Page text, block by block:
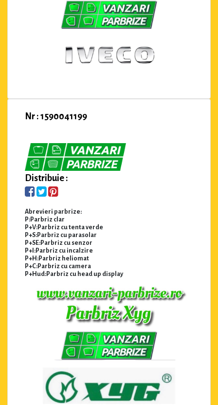
Nr : 1590041199
Distribuie :
Abrevieri parbrize:
P:Parbriz clar
P+V:Parbriz cu tenta verde
P+S:Parbriz cu parasolar
P+SE:Parbriz cu senzor
P+I:Parbriz cu incalzire
P+H:Parbriz heliomat
P+C:Parbriz cu camera
P+Hud:Parbriz cu head up display